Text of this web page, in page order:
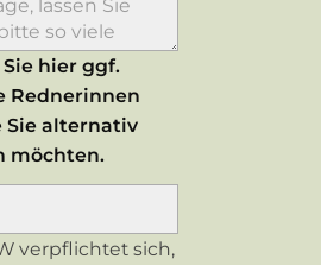
Sie hier ggf.
Rednerinnen
Sie alternativ
möchten.
verpflichtet sich,